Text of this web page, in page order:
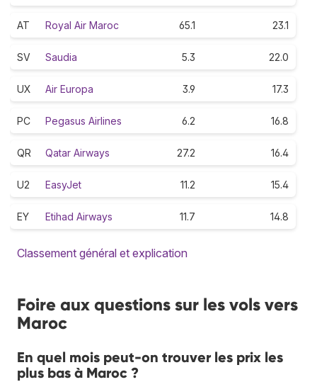
AT Royal Air Maroc 65.1 23.1
SV Saudia 5.3 22.0
UX Air Europa 3.9 17.3
PC Pegasus Airlines 6.2 16.8
QR Qatar Airways 27.2 16.4
U2 EasyJet 11.2 15.4
EY Etihad Airways 11.7 14.8
Classement général et explication
Foire aux questions sur les vols vers
Maroc
En quel mois peut-on trouver les prix les
plus bas à Maroc ?